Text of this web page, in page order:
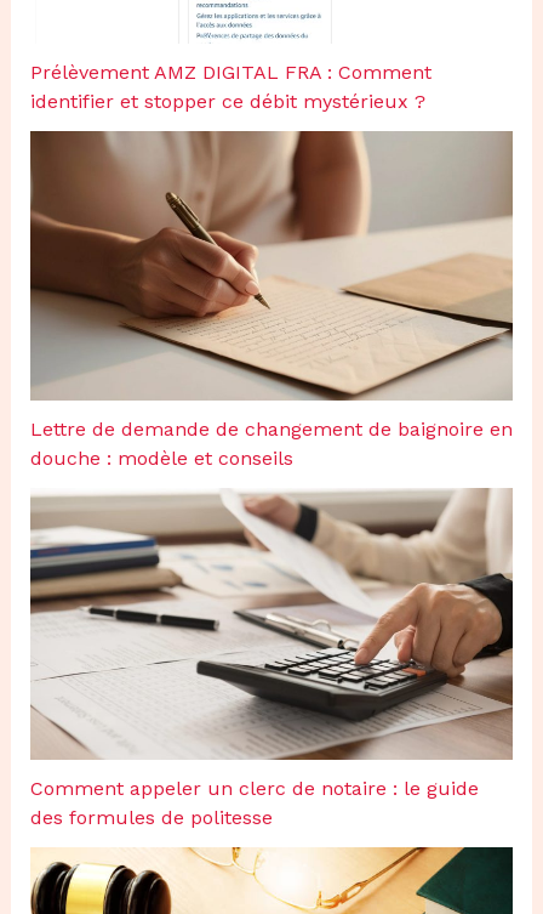
Prélèvement AMZ DIGITAL FRA : Comment
identifier et stopper ce débit mystérieux ?
Lettre de demande de changement de baignoire en
douche : modèle et conseils
Comment appeler un clerc de notaire : le guide
des formules de politesse